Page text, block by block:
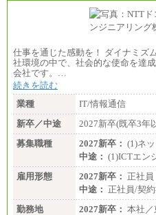
仕事を通じた感動を！ ダイナミズ
社環境の中で、社会的な使命を達
会社です。…
続きを読む
業種
IT/情報通信
新卒／中途
2027新卒(既卒3年
募集職種
2027新卒： (1)ネ
中途： (1)ICTエン
雇用形態
2027新卒： 正社員
中途： 正社員/契
勤務地
2027新卒： 本社